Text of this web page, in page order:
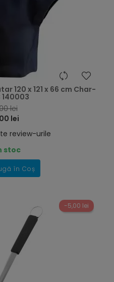
120 x 121 x 66 cm Char-
140003
lei
lei
review-urile
stoc
în Coș
-5,00 lei